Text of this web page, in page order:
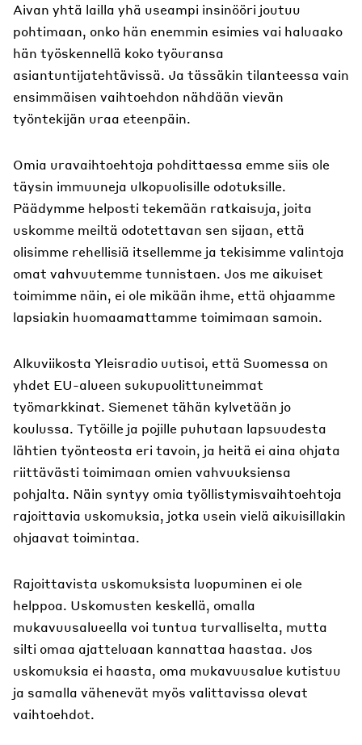
Aivan yhtä lailla yhä useampi insinööri joutuu
pohtimaan, onko hän enemmin esimies vai haluaako
hän työskennellä koko työuransa
asiantuntijatehtävissä. Ja tässäkin tilanteessa vain
ensimmäisen vaihtoehdon nähdään vievän
työntekijän uraa eteenpäin.
Omia uravaihtoehtoja pohdittaessa emme siis ole
täysin immuuneja ulkopuolisille odotuksille.
Päädymme helposti tekemään ratkaisuja, joita
uskomme meiltä odotettavan sen sijaan, että
olisimme rehellisiä itsellemme ja tekisimme valintoja
omat vahvuutemme tunnistaen. Jos me aikuiset
toimimme näin, ei ole mikään ihme, että ohjaamme
lapsiakin huomaamattamme toimimaan samoin.
Alkuviikosta Yleisradio uutisoi, että Suomessa on
yhdet EU-alueen sukupuolittuneimmat
työmarkkinat. Siemenet tähän kylvetään jo
koulussa. Tytöille ja pojille puhutaan lapsuudesta
lähtien työnteosta eri tavoin, ja heitä ei aina ohjata
riittävästi toimimaan omien vahvuuksiensa
pohjalta. Näin syntyy omia työllistymisvaihtoehtoja
rajoittavia uskomuksia, jotka usein vielä aikuisillakin
ohjaavat toimintaa.
Rajoittavista uskomuksista luopuminen ei ole
helppoa. Uskomusten keskellä, omalla
mukavuusalueella voi tuntua turvalliselta, mutta
silti omaa ajatteluaan kannattaa haastaa. Jos
uskomuksia ei haasta, oma mukavuusalue kutistuu
ja samalla vähenevät myös valittavissa olevat
vaihtoehdot.